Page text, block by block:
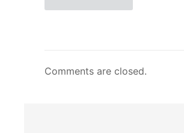
Comments are closed.